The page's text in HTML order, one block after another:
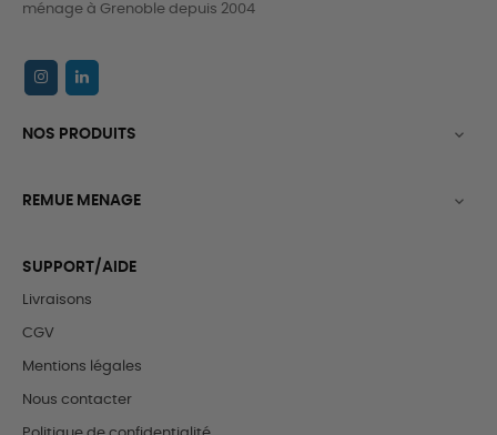
ménage à Grenoble depuis 2004
NOS PRODUITS 
REMUE MENAGE 
SUPPORT/AIDE
Livraisons
CGV
Mentions légales
Nous contacter